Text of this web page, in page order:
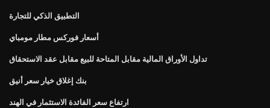
التطبيق الذكي للتجارة
أسعار فوركس مطار مومباي
تداول الأوراق المالية مقابل المتاحة للبيع مقابل عقد الاستحقاق
بنك إغلاق خيار سعر أنيق
ارتفاع سعر الفائدة الاستثمار في الهند